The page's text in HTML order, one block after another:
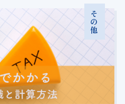
その他